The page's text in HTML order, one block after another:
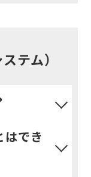
テム）
はでき